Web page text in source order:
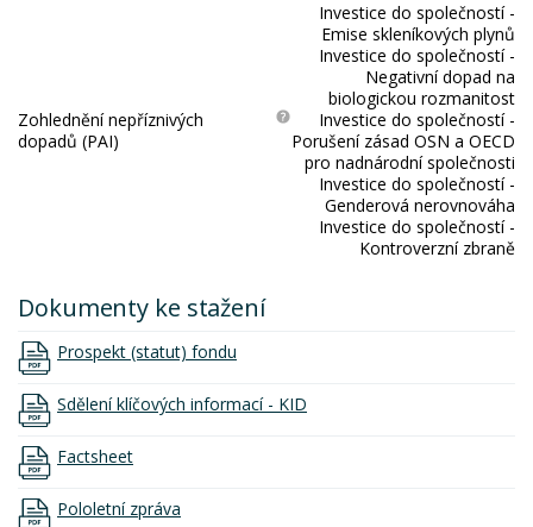
Zohlednění nepříznivých
dopadů (PAI)
Investice do společností -
Emise skleníkových plynů
Investice do společností -
Negativní dopad na
biologickou rozmanitost
Investice do společností -
Porušení zásad OSN a OECD
pro nadnárodní společnosti
Investice do společností -
Genderová nerovnováha
Investice do společností -
Kontroverzní zbraně
Dokumenty ke stažení
Prospekt (statut) fondu
Sdělení klíčových informací - KID
Factsheet
Pololetní zpráva